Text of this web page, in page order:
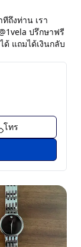
ถึงท่าน เรา
ปรึกษาฟรี
ด้ แถมได้เงินกลับ
โทร